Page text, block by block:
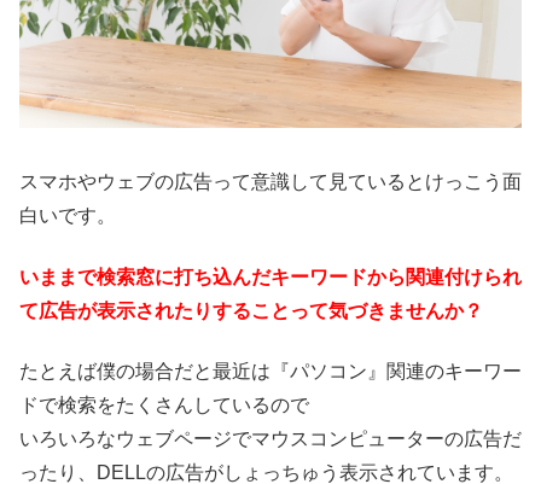
スマホやウェブの広告って意識して見ているとけっこう面
白いです。
いままで検索窓に打ち込んだキーワードから関連付けられ
て広告が表示されたりすることって気づきませんか？
たとえば僕の場合だと最近は『パソコン』関連のキーワー
ドで検索をたくさんしているので
いろいろなウェブページでマウスコンピューターの広告だ
ったり、DELLの広告がしょっちゅう表示されています。